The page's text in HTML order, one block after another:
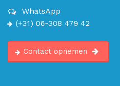
WhatsApp
(+31) 06-308 479 42
Contact opnemen